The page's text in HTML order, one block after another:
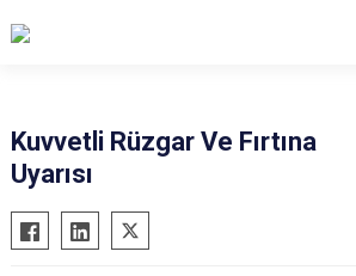
Kuvvetli Rüzgar Ve Fırtına
Uyarısı